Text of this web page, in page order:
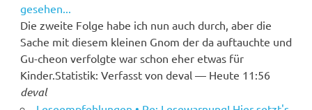
gesehen...
Die zweite Folge habe ich nun auch durch, aber die
Sache mit diesem kleinen Gnom der da auftauchte und
Gu-cheon verfolgte war schon eher etwas für
Kinder.Statistik: Verfasst von deval — Heute 11:56
deval